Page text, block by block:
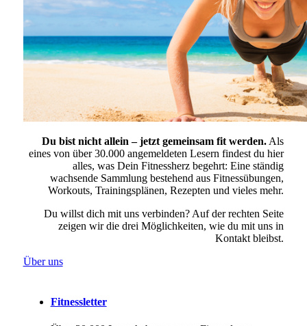
Du bist nicht allein – jetzt gemeinsam fit werden. Als
eines von über 30.000 angemeldeten Lesern findest du hier
alles, was Dein Fitnessherz begehrt: Eine ständig
wachsende Sammlung bestehend aus Fitnessübungen,
Workouts, Trainingsplänen, Rezepten und vieles mehr.
Du willst dich mit uns verbinden? Auf der rechten Seite
zeigen wir die drei Möglichkeiten, wie du mit uns in
Kontakt bleibst.
Über uns
Fitnessletter